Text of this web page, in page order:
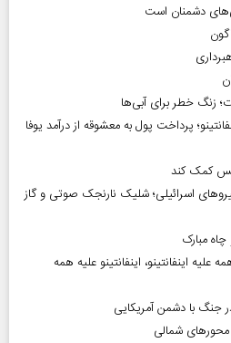
دشمنان است
زنگ خطر برای آبی‌ها
پرداخت پول به معشوقه از درآمد یوفا
کمک کند
اسرائیلی؛ شلیک نارنجک صوتی و گاز
مبارک
اینفانتینو، اینفانتینو علیه همه
جنگ با دشمن آمریکایی
محورهای شمالی